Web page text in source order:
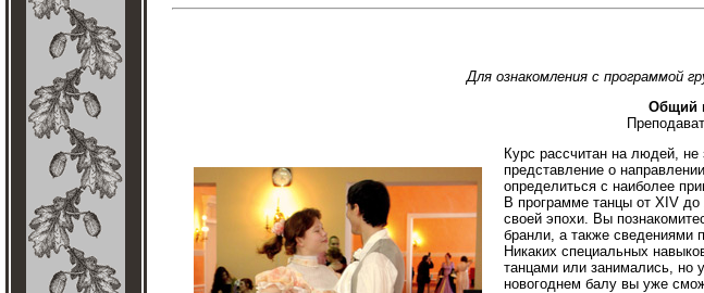
Для ознакомления с программой
Общий
Курс рассчитан на людей,
представление о
определиться с наиболее
В программе танцы от XIV
своей эпохи. Вы
бранли, а также сведениями
Никаких специальных
танцами или занимались, но
новогоднем балу вы уже